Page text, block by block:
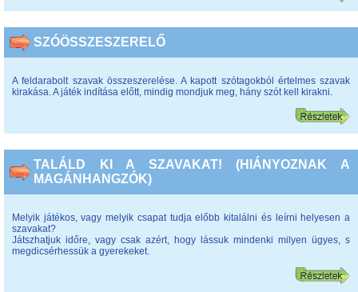
SZÓÖSSZESZERELŐ
A feldarabolt szavak összeszerelése. A kapott szótagokból értelmes szavak
kirakása. A játék indítása előtt, mindig mondjuk meg, hány szót kell kirakni.
TALÁLD KI A SZAVAKAT! (HIÁNYOZNAK A
MAGÁNHANGZÓK)
Melyik játékos, vagy melyik csapat tudja előbb kitalálni és leírni helyesen a
szavakat?
Játszhatjuk időre, vagy csak azért, hogy lássuk mindenki milyen ügyes, s
megdicsérhessük a gyerekeket.